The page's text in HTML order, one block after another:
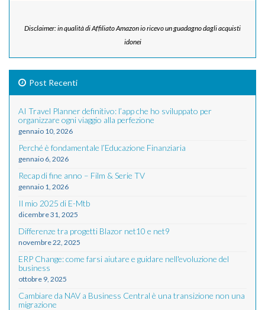
Disclaimer: in qualità di Affiliato Amazon io ricevo un guadagno dagli acquisti
idonei
Post Recenti
AI Travel Planner definitivo: l’app che ho sviluppato per
organizzare ogni viaggio alla perfezione
gennaio 10, 2026
Perché è fondamentale l’Educazione Finanziaria
gennaio 6, 2026
Recap di fine anno – Film & Serie TV
gennaio 1, 2026
Il mio 2025 di E-Mtb
dicembre 31, 2025
Differenze tra progetti Blazor net10 e net9
novembre 22, 2025
ERP Change: come farsi aiutare e guidare nell'evoluzione del
business
ottobre 9, 2025
Cambiare da NAV a Business Central è una transizione non una
migrazione